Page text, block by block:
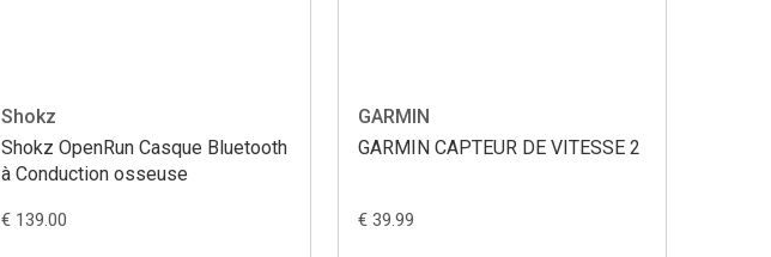
Shokz
Shokz OpenRun Casque Bluetooth
à Conduction osseuse
€ 139.00
GARMIN
GARMIN CAPTEUR DE VITESSE 2
€ 39.99